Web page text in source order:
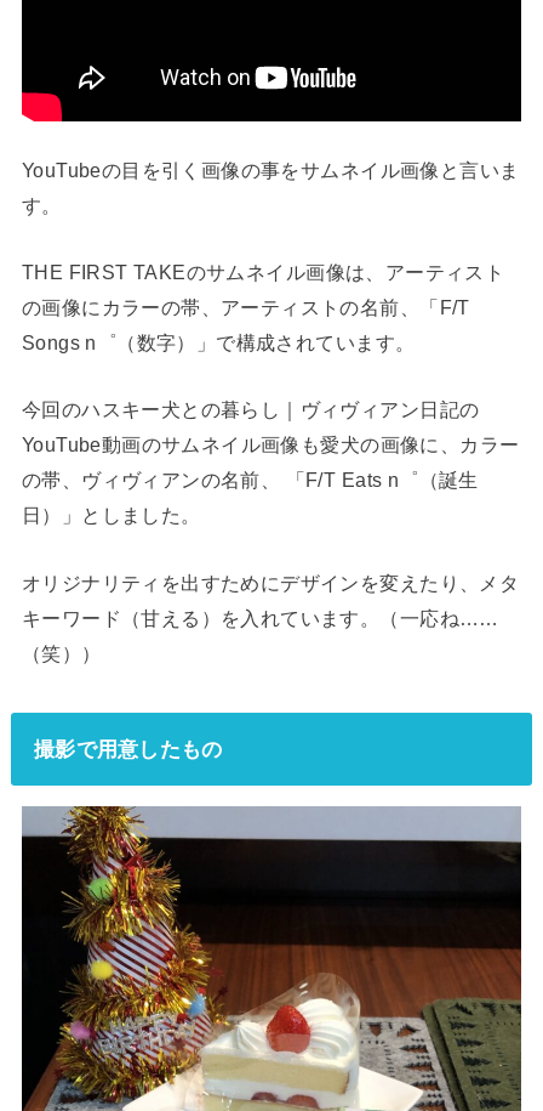
YouTubeの目を引く画像の事をサムネイル画像と言いま
す。
THE FIRST TAKEのサムネイル画像は、アーティスト
の画像にカラーの帯、アーティストの名前、「F/T
Songs n゜（数字）」で構成されています。
今回のハスキー犬との暮らし｜ヴィヴィアン日記の
YouTube動画のサムネイル画像も愛犬の画像に、カラー
の帯、ヴィヴィアンの名前、 「F/T Eats n゜（誕生
日）」としました。
オリジナリティを出すためにデザインを変えたり、メタ
キーワード（甘える）を入れています。（一応ね……
（笑））
撮影で用意したもの